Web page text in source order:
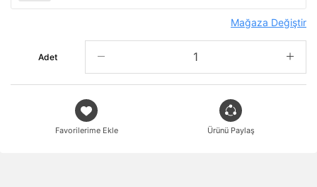
Mağaza Değiştir
Adet
Favorilerime Ekle Ürünü Paylaş